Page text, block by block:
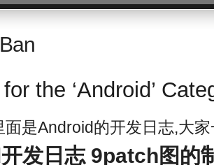
the ‘Android’
面是Android的开发日志,大
发日志 9patch图的